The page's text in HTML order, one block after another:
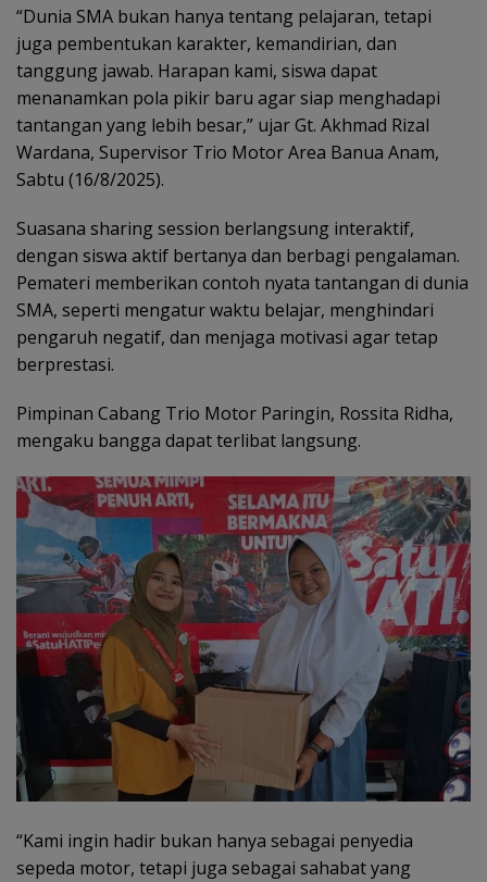
“Dunia SMA bukan hanya tentang pelajaran, tetapi
juga pembentukan karakter, kemandirian, dan
tanggung jawab. Harapan kami, siswa dapat
menanamkan pola pikir baru agar siap menghadapi
tantangan yang lebih besar,” ujar Gt. Akhmad Rizal
Wardana, Supervisor Trio Motor Area Banua Anam,
Sabtu (16/8/2025).
Suasana sharing session berlangsung interaktif,
dengan siswa aktif bertanya dan berbagi pengalaman.
Pemateri memberikan contoh nyata tantangan di dunia
SMA, seperti mengatur waktu belajar, menghindari
pengaruh negatif, dan menjaga motivasi agar tetap
berprestasi.
Pimpinan Cabang Trio Motor Paringin, Rossita Ridha,
mengaku bangga dapat terlibat langsung.
“Kami ingin hadir bukan hanya sebagai penyedia
sepeda motor, tetapi juga sebagai sahabat yang